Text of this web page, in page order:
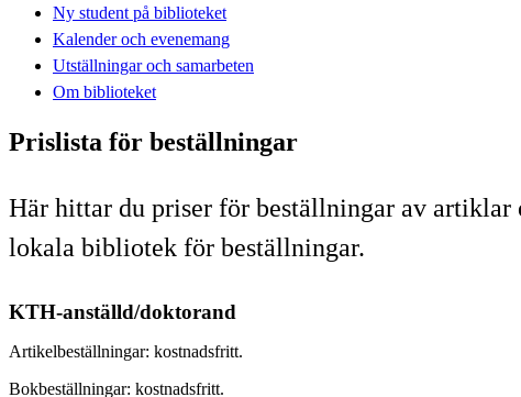
Ny student på biblioteket
Kalender och evenemang
Utställningar och samarbeten
Om biblioteket
Prislista för beställningar
Här hittar du priser för beställningar av
lokala bibliotek för beställningar.
KTH-anställd/doktorand
Artikelbeställningar: kostnadsfritt.
Bokbeställningar: kostnadsfritt.